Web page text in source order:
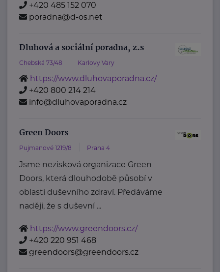
+420 485 152 070
poradna@d-os.net
Dluhová a sociální poradna, z.s
Chebská 73/48 Karlovy Vary
https://www.dluhovaporadna.cz/
+420 800 214 214
info@dluhovaporadna.cz
Green Doors
Pujmanové 1219/8 Praha 4
Jsme nezisková organizace Green
Doors, která dlouhodobě působí v
oblasti duševního zdraví. Předáváme
naději, že s duševní ...
https://www.greendoors.cz/
+420 220 951 468
greendoors@greendoors.cz